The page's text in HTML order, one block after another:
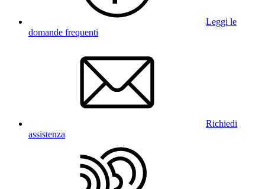
Leggi le
domande frequenti
Richiedi
assistenza